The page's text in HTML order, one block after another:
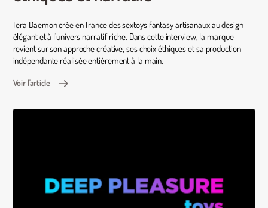
Fera Daemon crée en France des sextoys fantasy artisanaux au design
élégant et à l’univers narratif riche. Dans cette interview, la marque
revient sur son approche créative, ses choix éthiques et sa production
indépendante réalisée entièrement à la main.
Voir l'article